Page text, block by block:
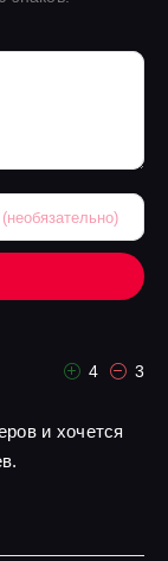
4 3
и хочется